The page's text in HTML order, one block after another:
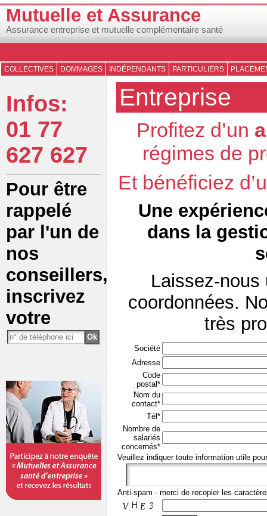
Mutuelle et Assurance
Assurance entreprise et mutuelle complémentaire santé
COLLECTIVES DOMMAGES INDÉPENDANTS PARTICULIERS
Infos:
01 77
627 627
Pour être
rappelé
par l'un de
nos
conseillers,
inscrivez
votre
Entreprise
Profitez d’un
régimes de
Et bénéficiez
Une
dans la
Laissez-
coordonnées.
très
Société
Adresse
Code
postal*
Nom du
contact*
Tél*
Nombre de
salariés
concernés*
Veuillez indiquer toute information utile
Anti-spam - merci de recopier les